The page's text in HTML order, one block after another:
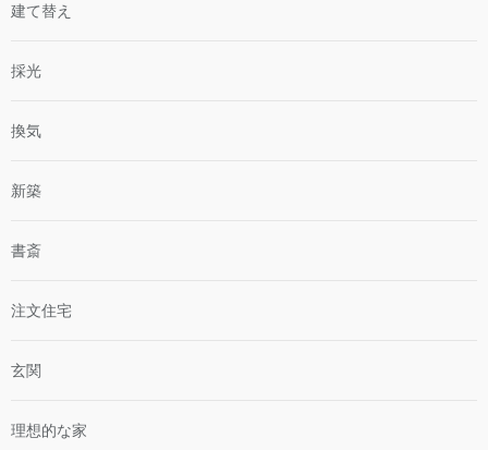
建て替え
採光
換気
新築
書斎
注文住宅
玄関
理想的な家